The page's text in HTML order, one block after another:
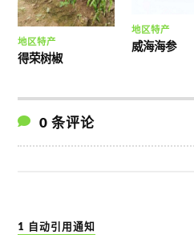
地区特产
得荣树椒
地区特产
威海海参
0 条评论
1 自动引用通知